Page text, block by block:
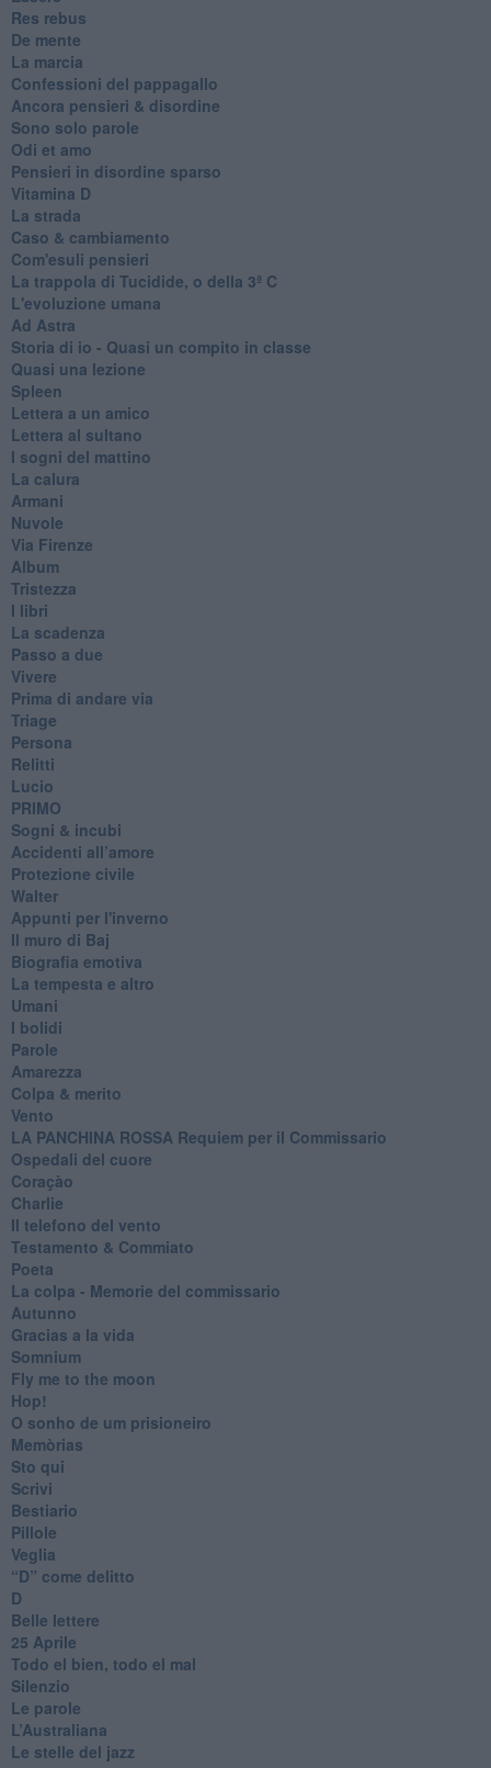
Res rebus
De mente
La marcia
Confessioni del pappagallo
Ancora pensieri & disordine
Sono solo parole
Odi et amo
Pensieri in disordine sparso
Vitamina D
La strada
Caso & cambiamento
Com'esuli pensieri
La trappola di Tucidide, o della 3ª C
L'evoluzione umana
Ad Astra
Storia di io - Quasi un compito in classe
Quasi una lezione
Spleen
Lettera a un amico
Lettera al sultano
I sogni del mattino
La calura
Armani
Nuvole
Via Firenze
Album
Tristezza
I libri
La scadenza
Passo a due
Vivere
Prima di andare via
Triage
Persona
Relitti
Lucio
PRIMO
Sogni & incubi
Accidenti all’amore
Protezione civile
Walter
Appunti per l'inverno
Il muro di Baj
Biografia emotiva
La tempesta e altro
Umani
I bolidi
Parole
Amarezza
Colpa & merito
Vento
​LA PANCHINA ROSSA Requiem per il Commissario
Ospedali del cuore
Coraçào
Charlie
Il telefono del vento
Testamento & Commiato
Poeta
​La colpa - Memorie del commissario
Autunno
Gracias a la vida
Somnium
Fly me to the moon
Hop!
O sonho de um prisioneiro
Memòrias
Sto qui
Scrivi
Bestiario
Pillole
Veglia
​“D” come delitto
D
Belle lettere
25 Aprile
Todo el bien, todo el mal
Silenzio
Le parole
​L’Australiana
Le stelle del jazz